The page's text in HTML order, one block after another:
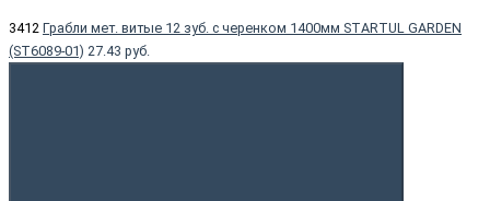
3412 Грабли мет. витые 12 зуб. с черенком 1400мм STARTUL GARDEN
(ST6089-01) 27.43 руб.